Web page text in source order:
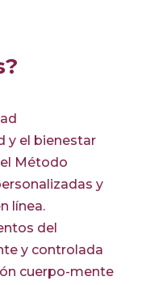
y el bienestar
Método
y
línea.
del
y controlada
cuerpo-mente